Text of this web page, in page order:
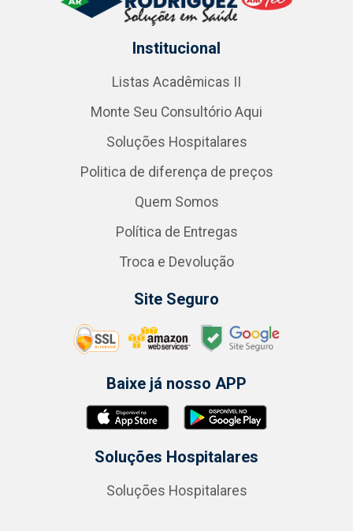
Institucional
Listas Acadêmicas II
Monte Seu Consultório Aqui
Soluções Hospitalares
Politica de diferença de preços
Quem Somos
Política de Entregas
Troca e Devolução
Site Seguro
Baixe já nosso APP
Soluções Hospitalares
Soluções Hospitalares